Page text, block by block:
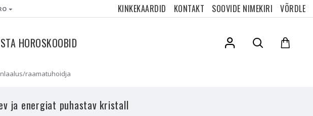
KINKEKAARDID KONTAKT SOOVIDE NIMEKIRI VÕRDLE
HOROSKOOBID
raamatuhoidja
ja energiat puhastav kristall